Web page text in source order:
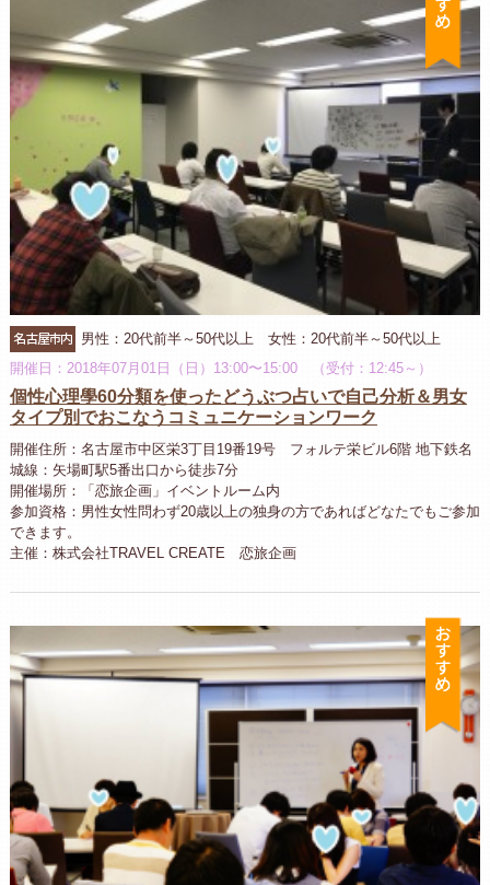
名古屋市内
男性：20代前半～50代以上 女性：20代前半～50代以上
開催日：2018年07月01日（日）13:00〜15:00 （受付：12:45～）
個性心理學60分類を使ったどうぶつ占いで自己分析＆男女
タイプ別でおこなうコミュニケーションワーク
開催住所：名古屋市中区栄3丁目19番19号 フォルテ栄ビル6階 地下鉄名
城線：矢場町駅5番出口から徒歩7分
開催場所：「恋旅企画」イベントルーム内
参加資格：男性女性問わず20歳以上の独身の方であればどなたでもご参加
できます。
主催：株式会社TRAVEL CREATE 恋旅企画
お